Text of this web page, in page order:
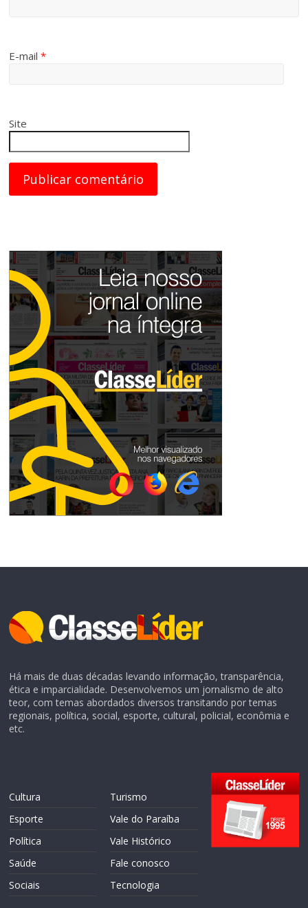
E-mail*
Site
Há mais de duas décadas levando informação, transparência,
ética e imparcialidade. Desenvolvemos um jornalismo de alto
teor, com temas abordados diversos transitando por temas
regionais, política, social, esporte, cultural, policial, econômia e
etc.
Cultura
Esporte
Política
Saúde
Sociais
Turismo
Vale do Paraíba
Vale Histórico
Fale conosco
Tecnologia